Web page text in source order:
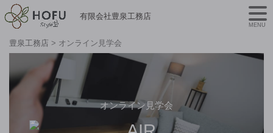
有限会社豊泉工務店
豊泉工務店 > オンライン見学会
オンライン見学会
MENU